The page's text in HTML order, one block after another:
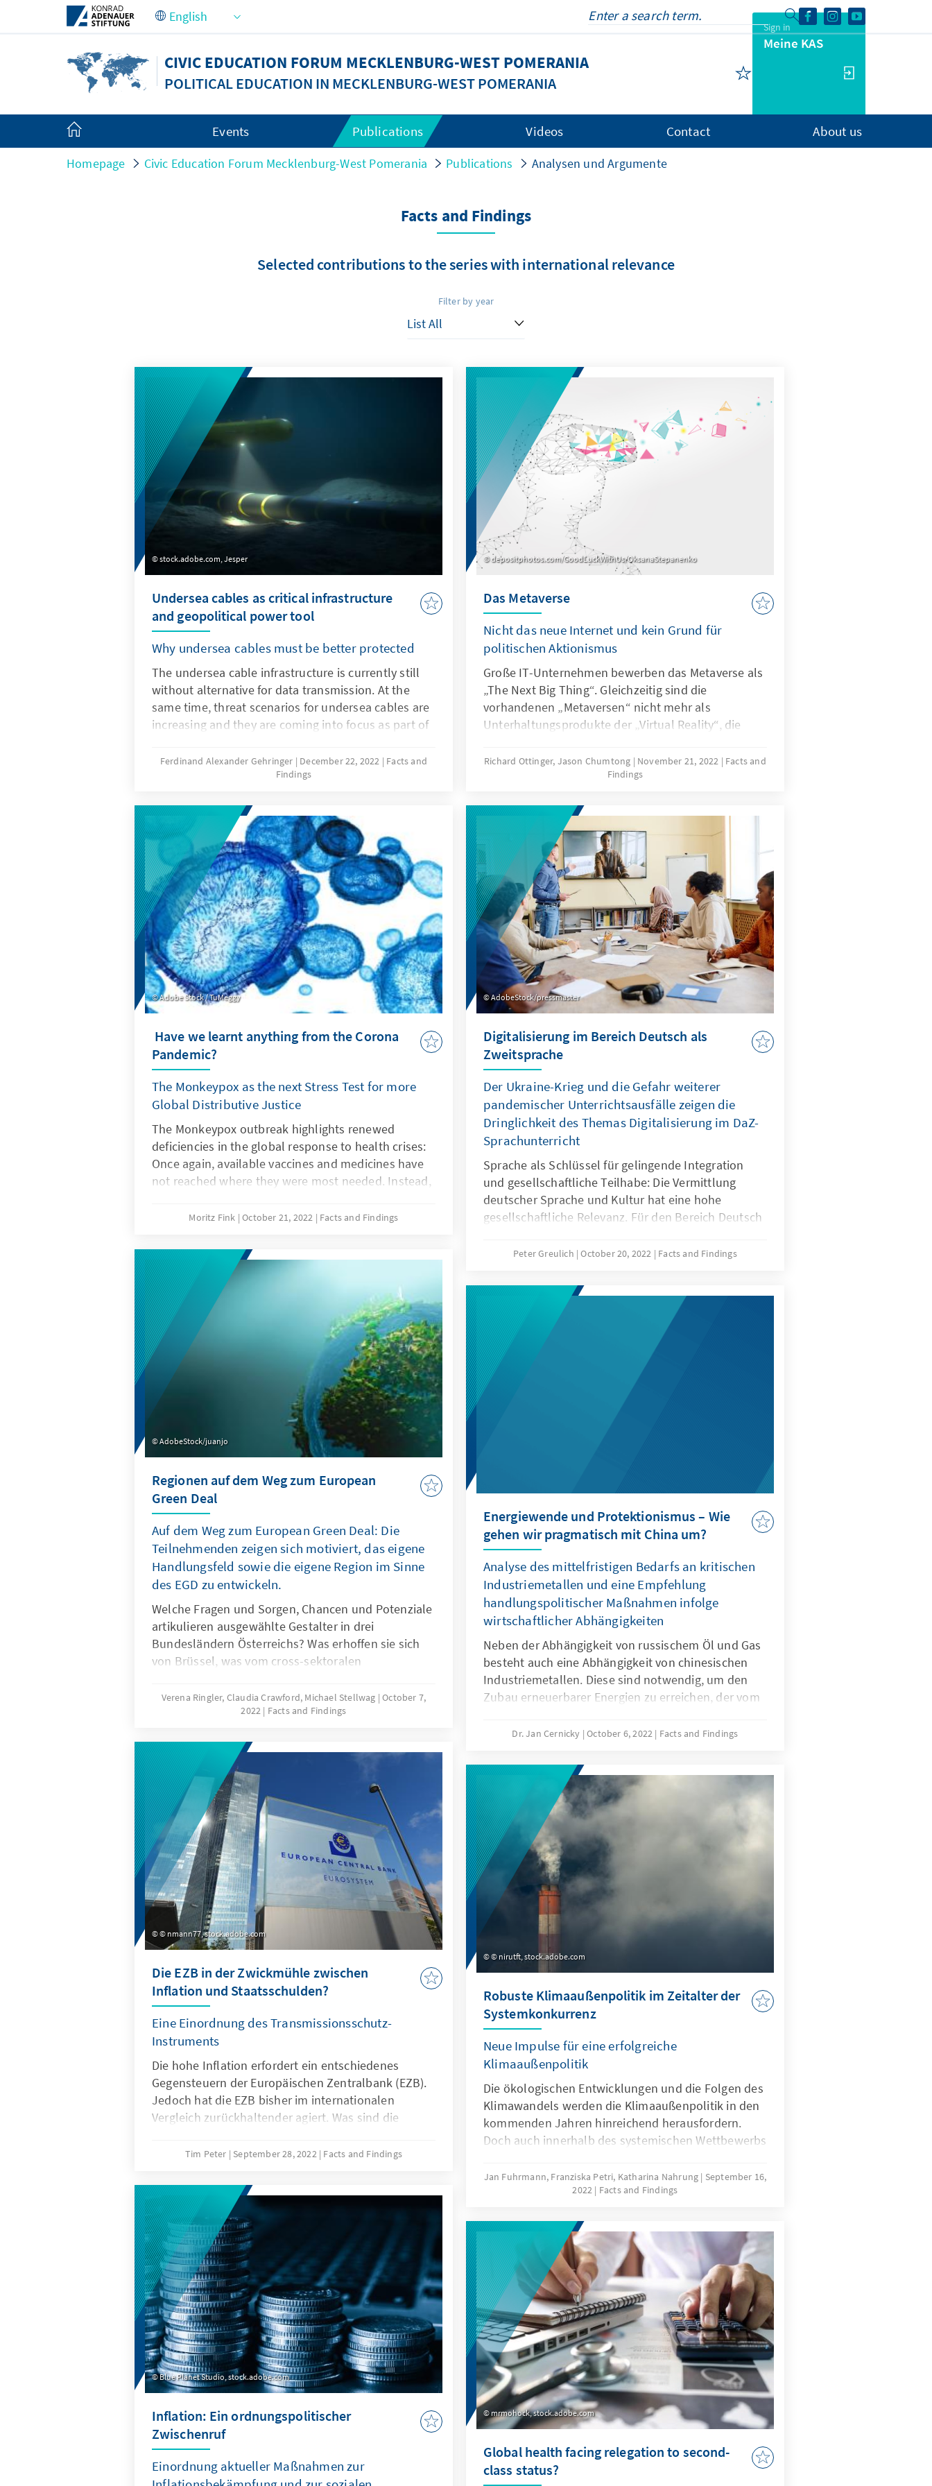
Skip to Main Content
CIVIC EDUCATION FORUM MECKLENBURG-WEST POMERANIA
POLITICAL EDUCATION IN MECKLENBURG-WEST POMERANIA
Sign in
Meine KAS
Events Publications Videos Contact About us
Homepage Civic Education Forum Mecklenburg-West Pomerania Publications Analysen und Argumente
Facts and Findings
Selected contributions to the series with international relevance
Filter by year
stock.adobe.com, Jesper
Undersea cables as critical infrastructure
and geopolitical power tool
Why undersea cables must be better protected
The undersea cable infrastructure is currently still
without alternative for data transmission. At the
same time, threat scenarios for undersea cables are
increasing and they are coming into focus as part of
how can we better protect the critical infrastructure
Ferdinand Alexander Gehringer December 22, 2022
Facts and
Findings
depositphotos.com/GoodLuckWithUs/OksanaStepanenko
Das Metaverse
Nicht das neue Internet und kein Grund für
politischen Aktionismus
Große IT-Unternehmen bewerben das Metaverse als
„The Next Big Thing“. Gleichzeitig sind die
vorhandenen „Metaversen“ nicht mehr als
Unterhaltungsprodukte der „Virtual Reality“, die
außerhalb der Spielebranche aufweisen. Der Ist-
Zustand bleibt somit hinter Aussagen der Werbung
Aktivismus zu verfallen, sondern sich auf die
Kernthemen guter Digitalpolitik zu konzentrieren.
Richard Ottinger, Jason Chumtong November 21, 2022
Facts and
Findings
Adobe Stock / TuMeggy
Have we learnt anything from the Corona
Pandemic?
The Monkeypox as the next Stress Test for more
Global Distributive Justice
The Monkeypox outbreak highlights renewed
deficiencies in the global response to health crises:
Once again, available vaccines and medicines have
not reached where they were most needed. Instead,
have once again become apparent. For more
make sense to strive for a continuation of the COVAX
vaccine initiative beyond autumn 2022.
Moritz Fink October 21, 2022 Facts and Findings
AdobeStock/pressmaster
Digitalisierung im Bereich Deutsch als
Zweitsprache
Der Ukraine-Krieg und die Gefahr weiterer
pandemischer Unterrichtsausfälle zeigen die
Dringlichkeit des Themas Digitalisierung im DaZ-
Sprachunterricht
Sprache als Schlüssel für gelingende Integration
und gesellschaftliche Teilhabe: Die Vermittlung
deutscher Sprache und Kultur hat eine hohe
gesellschaftliche Relevanz. Für den Bereich Deutsch
Nachfrage nach Sprachkursen durch den russischen
Erfolgsquoten bei Abschlussprüfungen und
pandemiebedingte Schließungen
Herausforderungen dar. Die digitale Transformation
der DaZ-Sprachkurse bietet Lösungsansätze.
Peter Greulich October 20, 2022 Facts and Findings
AdobeStock/juanjo
Regionen auf dem Weg zum European
Green Deal
Auf dem Weg zum European Green Deal: Die
Teilnehmenden zeigen sich motiviert, das eigene
Handlungsfeld sowie die eigene Region im Sinne
des EGD zu entwickeln.
Welche Fragen und Sorgen, Chancen und Potenziale
artikulieren ausgewählte Gestalter in drei
Bundesländern Österreichs? Was erhoffen sie sich
von Brüssel, was vom cross-sektoralen
den Bundesländern Tirol, Vorarlberg und
Niederösterreich nahmen an einer Sondierung der
Wien und dem Think and Do Tank European
Commons zum European Green Deal (EGD) teil.
Verena Ringler, Claudia Crawford, Michael Stellwag October 7,
2022
Facts and Findings
Energiewende und Protektionismus – Wie
gehen wir pragmatisch mit China um?
Analyse des mittelfristigen Bedarfs an kritischen
Industriemetallen und eine Empfehlung
handlungspolitischer Maßnahmen infolge
wirtschaftlicher Abhängigkeiten
Neben der Abhängigkeit von russischem Öl und Gas
besteht auch eine Abhängigkeit von chinesischen
Industriemetallen. Diese sind notwendig, um den
Zubau erneuerbarer Energien zu erreichen, der vom
soll. Die vorliegende Analyse zeigt, welchen
2022 im „Osterpaket“ definierten Zielen bis 2030
nach sich zieht, welche Abhängigkeiten von China
daraus entstehen und welche
Lösungsmöglichkeiten es gibt.
Dr. Jan Cernicky October 6, 2022 Facts and Findings
© nmann77, stock.adobe.com
Die EZB in der Zwickmühle zwischen
Inflation und Staatsschulden?
Eine Einordnung des Transmissionsschutz-
Instruments
Die hohe Inflation erfordert ein entschiedenes
Gegensteuern der Europäischen Zentralbank (EZB).
Jedoch hat die EZB bisher im internationalen
Vergleich zurückhaltender agiert. Was sind die
Inflationsbekämpfung die hohen Staatsschulden
neue Transmissionsschutz-Instrument (TPI)
einzuordnen, mit dem gezielt und unbegrenzt
Staatsanleihen gekauft werden können? Gibt es
zielführendere Instrumente?
Tim Peter September 28, 2022 Facts and Findings
© nirutft, stock.adobe.com
Robuste Klimaaußenpolitik im Zeitalter der
Systemkonkurrenz
Neue Impulse für eine erfolgreiche
Klimaaußenpolitik
Die ökologischen Entwicklungen und die Folgen des
Klimawandels werden die Klimaaußenpolitik in den
kommenden Jahren hinreichend herausfordern.
Doch auch innerhalb des systemischen Wettbewerbs
zum Gegenstand außen- und sicherheitspolitischer
Auseinandersetzungen. Was macht eine robuste
aus? In welchen Bereichen müssen die EU und
Deutschland ihre Wirkpotenziale noch besser
nutzen?
Jan Fuhrmann, Franziska Petri, Katharina Nahrung
September 16,
2022
Facts and Findings
Blue Planet Studio, stock.adobe.com
Inflation: Ein ordnungspolitischer
Zwischenruf
Einordnung aktueller Maßnahmen zur
mrmohock, stock.adobe.com
Global health facing relegation to second-
class status?